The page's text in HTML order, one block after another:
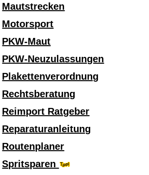
Mautstrecken
Motorsport
PKW-Maut
PKW-Neuzulassungen
Plakettenverordnung
Rechtsberatung
Reimport Ratgeber
Reparaturanleitung
Routenplaner
Spritsparen